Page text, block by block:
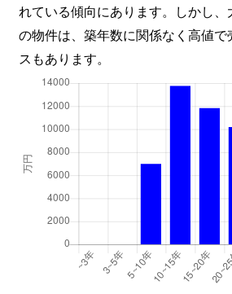
れている傾向にあります。しかし
の物件は、築年数に関係なく高値
スもあります。